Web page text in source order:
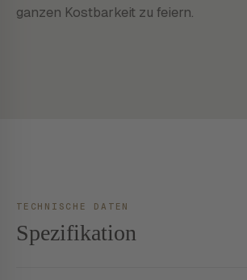
ganzen Kostbarkeit zu feiern.
TECHNISCHE DATEN
Spezifikation